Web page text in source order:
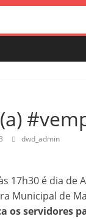
dwd_admin
17h30 é dia de
Municipal de
os servidores